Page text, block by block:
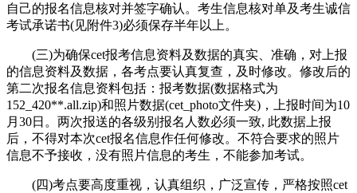
自己的报名信息核对并签字确认。考生信息核对单及考生诚信
考试承诺书(见附件3)必须保存半年以上。
(三)为确保cet报考信息资料及数据的真实、准确，对上报
的信息资料及数据，各考点要认真复查，及时修改。修改后的
第二次报名信息资料包括：报考数据(数据格式为
152_420**.all.zip)和照片数据(cet_photo文件夹)，上报时间为10
月30日。两次报送的各级别报名人数必须一致, 此数据上报
后，不得对本次cet报名信息作任何修改。不符合要求的照片
信息不予接收，没有照片信息的考生，不能参加考试。
(四)考点要高度重视，认真组织，广泛宣传，严格按照cet